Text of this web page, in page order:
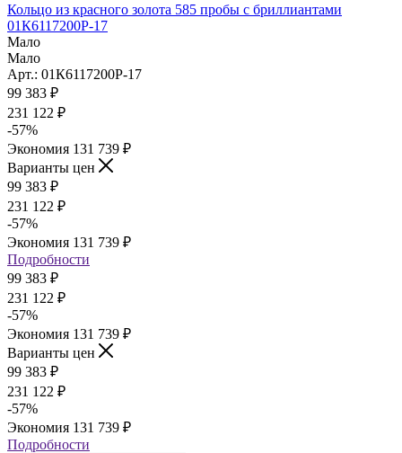
Кольцо из красного золота 585 пробы с бриллиантами
01К6117200Р-17
Мало
Мало
Арт.: 01К6117200Р-17
99 383 ₽
231 122 ₽
-57%
Экономия 131 739 ₽
Варианты цен
99 383 ₽
231 122 ₽
-57%
Экономия 131 739 ₽
Подробности
99 383 ₽
231 122 ₽
-57%
Экономия 131 739 ₽
Варианты цен
99 383 ₽
231 122 ₽
-57%
Экономия 131 739 ₽
Подробности